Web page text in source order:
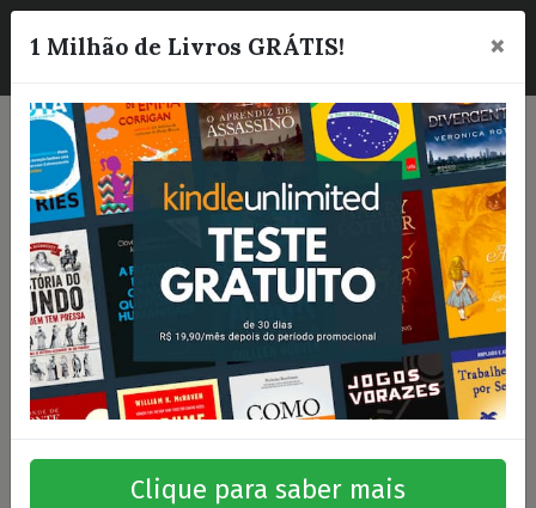
☰
1 Milhão de Livros GRÁTIS! ×
Clique para saber mais